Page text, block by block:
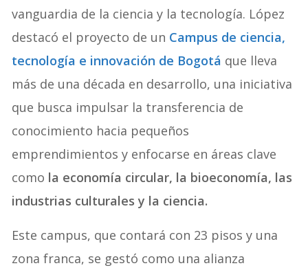
vanguardia de la ciencia y la tecnología. López
destacó el proyecto de un Campus de ciencia,
tecnología e innovación de Bogotá que lleva
más de una década en desarrollo, una iniciativa
que busca impulsar la transferencia de
conocimiento hacia pequeños
emprendimientos y enfocarse en áreas clave
como la economía circular, la bioeconomía, las
industrias culturales y la ciencia.
Este campus, que contará con 23 pisos y una
zona franca, se gestó como una alianza